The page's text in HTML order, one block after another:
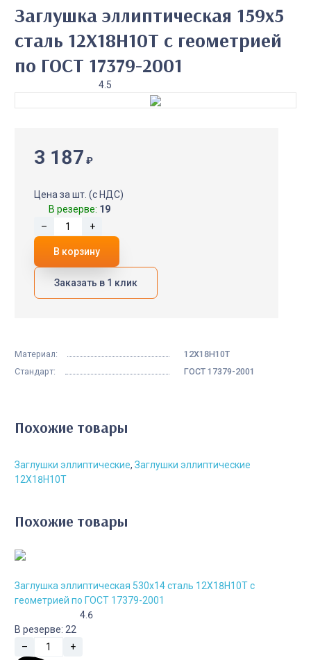
Заглушка эллиптическая 159х5
сталь 12Х18Н10Т с геометрией
по ГОСТ 17379-2001
4.5
Материал:
12Х18Н10Т
Стандарт:
ГОСТ 17379-2001
3 187 ₽
Цена за шт. (с НДС)
В резерве: 19
–
+
В корзину
Заказать в 1 клик
Похожие товары
Заглушки эллиптические, Заглушки эллиптические
12Х18Н10Т
Похожие товары
Заглушка эллиптическая 530х14 сталь 12Х18Н10Т с
геометрией по ГОСТ 17379-2001
4.6
В резерве: 22
–
+